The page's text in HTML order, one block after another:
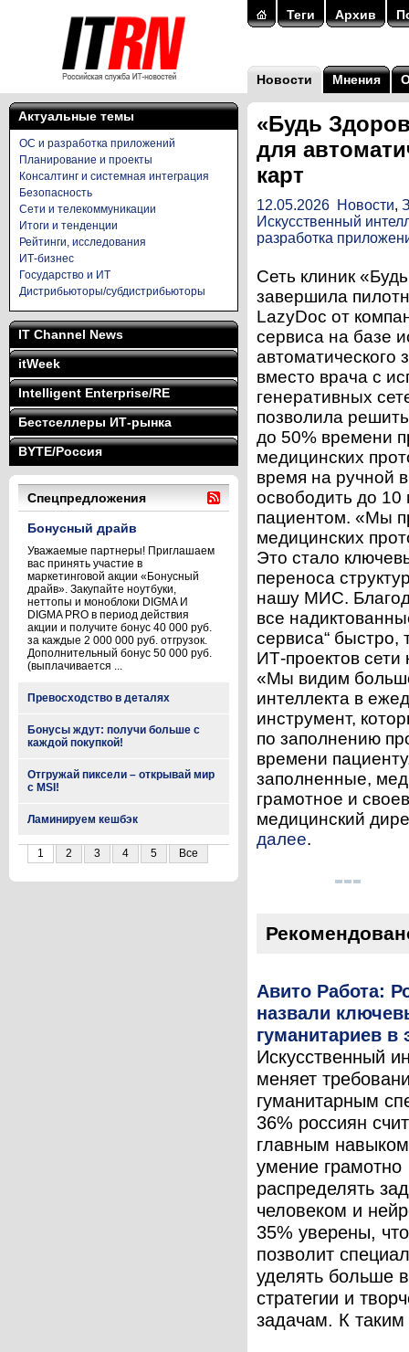
Теги Архив
Новости Мнения
Актуальные темы
ОС и разработка приложений
Планирование и проекты
Консалтинг и системная интеграция
Безопасность
Сети и телекоммуникации
Итоги и тенденции
Рейтинги, исследования
ИТ-бизнес
Государство и ИТ
Дистрибьюторы/субдистрибьюторы
IT Channel News
itWeek
Intelligent Enterprise/RE
Бестселлеры ИТ-рынка
BYTE/Россия
Спецпредложения
Бонусный драйв
Уважаемые партнеры! Приглашаем
вас принять участие в
маркетинговой акции «Бонусный
драйв». Закупайте ноутбуки,
неттопы и моноблоки DIGMA И
DIGMA PRO в период действия
акции и получите бонус 40 000 руб.
за каждые 2 000 000 руб. отгрузок.
Дополнительный бонус 50 000 руб.
(выплачивается ...
Превосходство в деталях
Бонусы ждут: получи больше с
каждой покупкой!
Отгружай пиксели – открывай мир
с MSI!
Ламинируем кешбэк
1 2 3 4 5 Все
«Будь
для
карт
12.05.2026 Новости,
Искусственный
разработка
Сеть клиник
завершила
LazyDoc от
сервиса на базе
автоматического
вместо врача с
генеративных
позволила
до 50% времени
медицинских
время на ручной
освободить до
пациентом. «Мы
медицинских
Это стало
переноса
нашу МИС.
все
сервиса“
ИТ-проектов
«Мы видим
интеллекта в
инструмент,
по заполнению
времени
заполненные,
грамотное и
медицинский
далее.
Авито Работа:
назвали
гуманитариев в
Искусственный
меняет
гуманитарным
36% россиян
главным
умение грамотно
распределять
человеком и
35% уверены,
позволит
уделять больше
стратегии и
задачам. К